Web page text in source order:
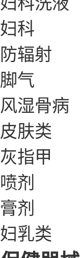
妇科
防辐射
脚气
风湿骨病
皮肤类
灰指甲
喷剂
膏剂
妇乳类